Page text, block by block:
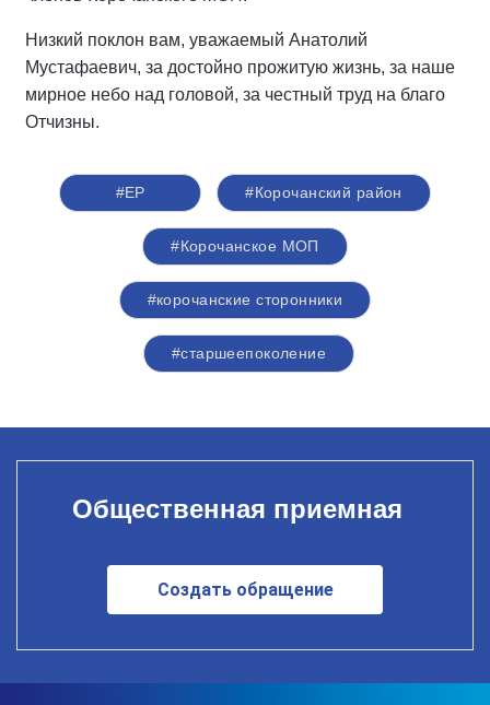
Низкий поклон вам, уважаемый Анатолий
Мустафаевич, за достойно прожитую жизнь, за наше
мирное небо над головой, за честный труд на благо
Отчизны.
#ЕР #Корочанский район
#Корочанское МОП
#корочанские сторонники
#старшеепоколение
Общественная приемная
Создать обращение